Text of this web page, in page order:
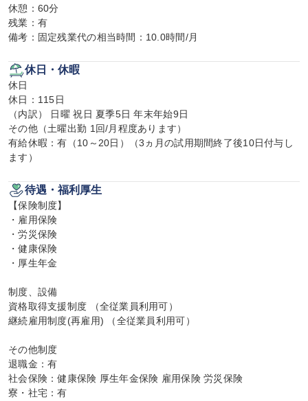
休憩：60分
残業：有
備考：固定残業代の相当時間：10.0時間/月
休日・休暇
休日
休日：115日
（内訳） 日曜 祝日 夏季5日 年末年始9日
その他（土曜出勤 1回/月程度あります）
有給休暇：有（10～20日）（3ヵ月の試用期間終了後10日付与し
ます）
待遇・福利厚生
【保険制度】
・雇用保険
・労災保険
・健康保険
・厚生年金
制度、設備
資格取得支援制度 （全従業員利用可）
継続雇用制度(再雇用) （全従業員利用可）
その他制度
退職金：有
社会保険：健康保険 厚生年金保険 雇用保険 労災保険
寮・社宅：有